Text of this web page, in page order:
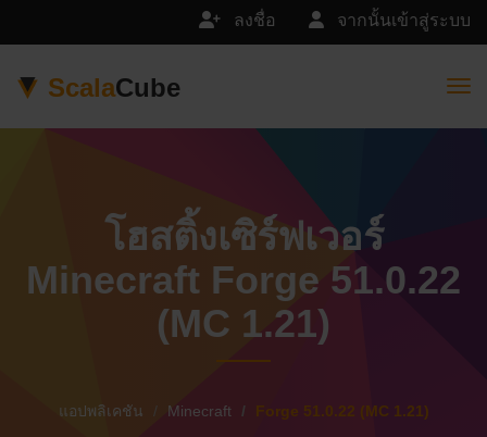
จากนั้นเข้าสู่ระบบ
ลงชื่อ
ScalaCube
โฮสติ้งเซิร์ฟเวอร์
Minecraft Forge 51.0.22
(MC 1.21)
แอปพลิเคชัน Minecraft Forge 51.0.22 (MC 1.21)